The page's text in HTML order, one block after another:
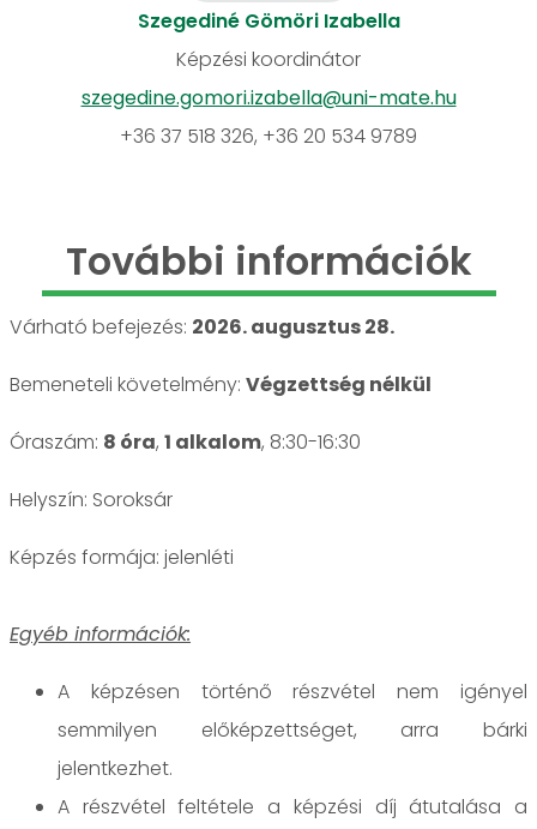
Szegediné Gömöri Izabella
Képzési koordinátor
szegedine.gomori.izabella@uni-mate.hu
+36 37 518 326, +36 20 534 9789
További információk
Várható befejezés: 2026. augusztus 28.
Bemeneteli követelmény: Végzettség nélkül
Óraszám: 8 óra, 1 alkalom, 8:30-16:30
Helyszín: Soroksár
jelenléti
Egyéb információk:
A képzésen történő részvétel nem igényel
semmilyen előképzettséget, arra bárki
jelentkezhet.
A részvétel feltétele a képzési díj átutalása a